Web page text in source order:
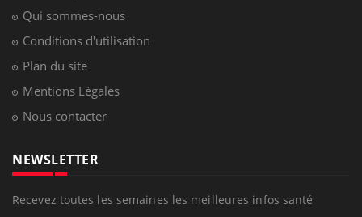
Qui sommes-nous
Conditions d'utilisation
Plan du site
Mentions Légales
Nous contacter
NEWSLETTER
Recevez toutes les semaines les meilleures infos santé